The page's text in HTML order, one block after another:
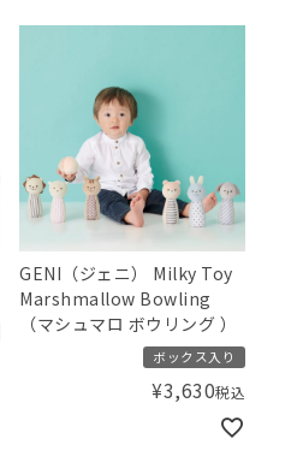
GENI（ジェニ） Milky Toy
Marshmallow Bowling
（マシュマロ ボウリング ）
ボックス入り
¥3,630税込